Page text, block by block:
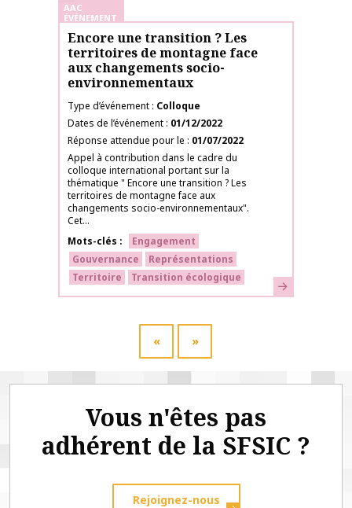
AAC
ÉVÉNEMENT
Encore une transition ? Les
territoires de montagne face
aux changements socio-
environnementaux
Type d’événement Colloque
Dates de l’événement 01/12/2022
Réponse attendue pour le
01/07/2022
Appel à contribution dans le cadre du
colloque international portant sur la
thématique " Encore une transition ? Les
territoires de montagne face aux
changements socio-environnementaux".
Cet...
Mots-clés
Engagement
Gouvernance
Représentations
Territoire
Transition écologique En savoir plus
« »
Vous n'êtes pas
adhérent de la SFSIC ?
Rejoignez-nous